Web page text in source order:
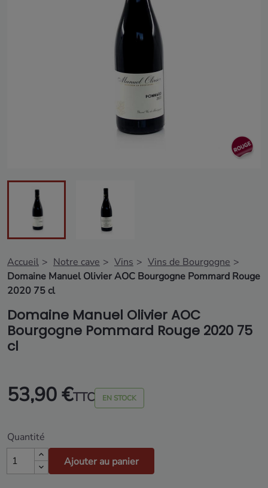
Accueil Notre cave Vins
Vins de Bourgogne
Domaine Manuel Olivier AOC Bourgogne Pommard Rouge
2020 75 cl
Domaine Manuel Olivier AOC
Bourgogne Pommard Rouge 2020 75
cl
53,90 €TTC EN STOCK
Quantité
Ajouter au panier